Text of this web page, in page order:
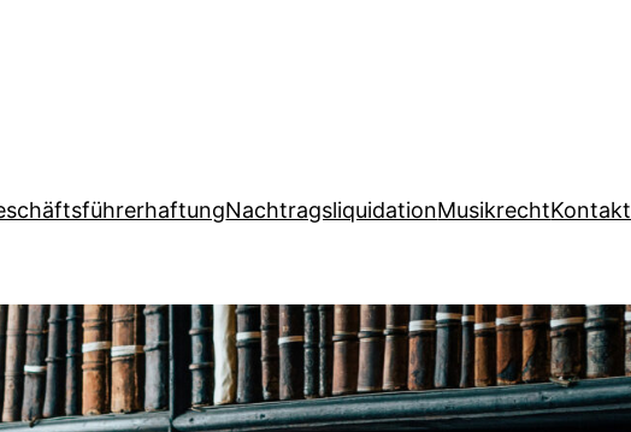
NachtragsliquidationMusikrechtKontakt